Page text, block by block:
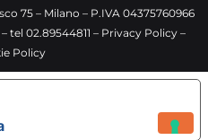
75 – Milano – P.IVA 04375760966
tel 02.89544811 – Privacy Policy–
Policy